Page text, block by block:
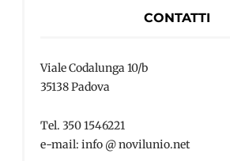
CONTATTI
Viale Codalunga 10/b
35138 Padova
Tel. 350 1546221
e-mail: info @ novilunio.net